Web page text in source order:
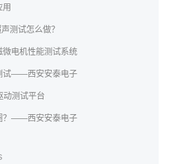
用
测试怎么做？
电机性能测试系统
试——西安安泰电子
动测试平台
？——西安安泰电子